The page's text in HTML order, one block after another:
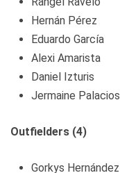
Hernán Pérez
Eduardo García
Alexi Amarista
Daniel Izturis
Jermaine Palacios
Outfielders (4)
Gorkys Hernández